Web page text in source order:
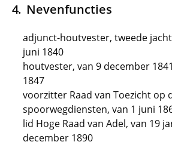
Nevenfuncties
adjunct-houtvester, tweede
juni 1840
houtvester, van 9 december
1847
voorzitter Raad van Toezicht op
spoorwegdiensten, van 1 juni
lid Hoge Raad van Adel, van 19
december 1890